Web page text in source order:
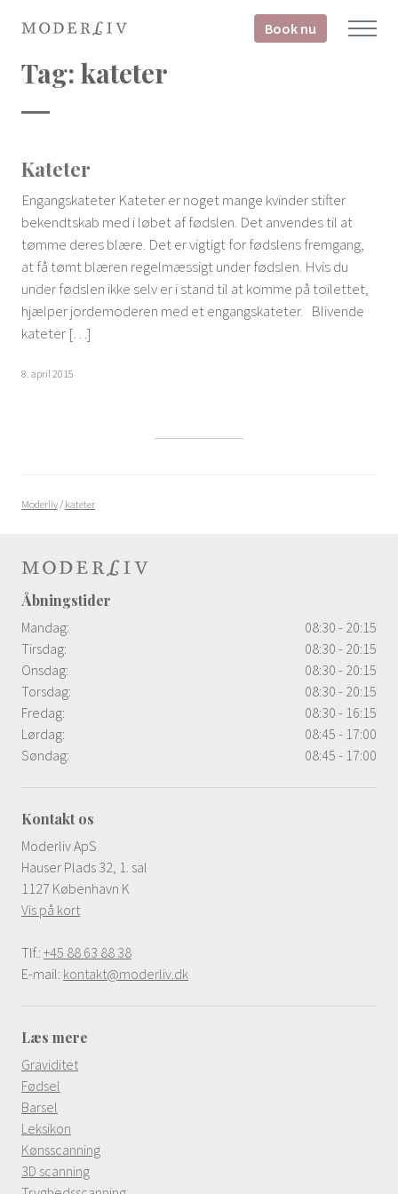
Book nu
Tag: kateter
Kateter
Engangskateter Kateter er noget mange kvinder stifter
bekendtskab med i løbet af fødslen. Det anvendes til at
tømme deres blære. Det er vigtigt for fødslens fremgang,
at få tømt blæren regelmæssigt under fødslen. Hvis du
under fødslen ikke selv er i stand til at komme på toilettet,
hjælper jordemoderen med et engangskateter. Blivende
kateter […]
8. april 2015
Moderliv/ kateter
Åbningstider
Mandag:
08:30 - 20:15
Tirsdag:
08:30 - 20:15
Onsdag:
08:30 - 20:15
Torsdag:
08:30 - 20:15
Fredag:
08:30 - 16:15
Lørdag:
08:45 - 17:00
Søndag:
08:45 - 17:00
Kontakt os
Moderliv ApS
Hauser Plads 32, 1. sal
1127 København K
Vis på kort
Tlf.: +45 88 63 88 38
E-mail: kontakt@moderliv.dk
Læs mere
Graviditet
Fødsel
Barsel
Leksikon
Kønsscanning
3D scanning